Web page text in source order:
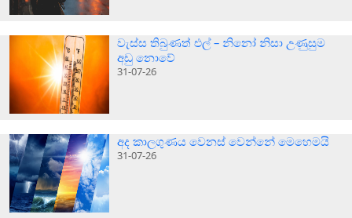
වැස්ස තිබුණත් එල් – නිනෝ නිසා උණුසුම
අඩු නොවේ
31-07-26
අද කාලගුණය වෙනස් වෙන්නේ මෙහෙමයි
31-07-26